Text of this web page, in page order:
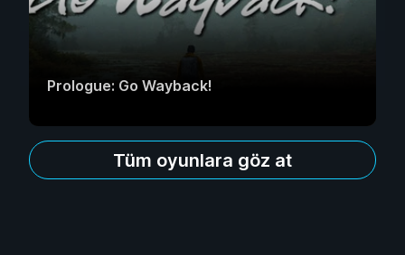
Prologue: Go Wayback!
Tüm oyunlara göz at